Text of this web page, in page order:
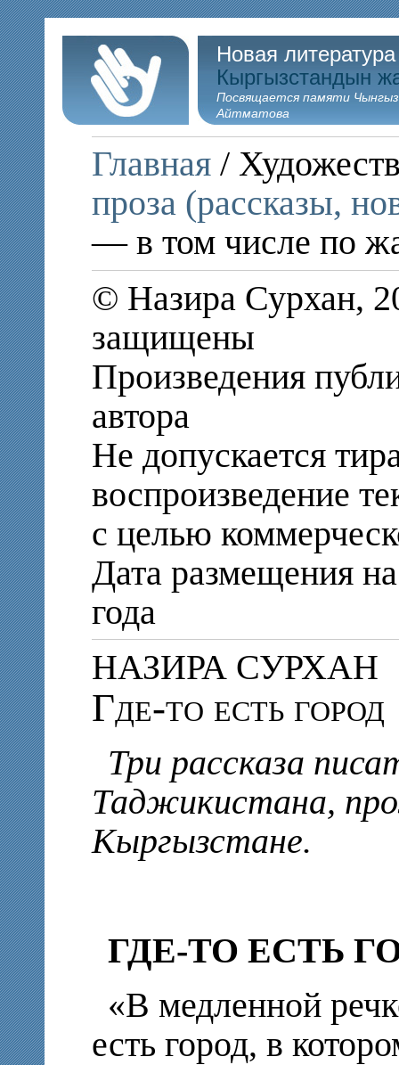
Новая
Кыргызстандын
Посвящается памяти
Айтматова
Главная /
проза (рассказы,
— в том числе по
© Назира Сурхан,
защищены
Произведения
автора
Не допускается
воспроизведение
с целью
Дата размещения
года
НАЗИРА СУРХАН
Где-то есть город
Три рассказа
Таджикистана,
Кыргызстане.
ГДЕ-ТО ЕСТЬ
«В медленной
есть город, в